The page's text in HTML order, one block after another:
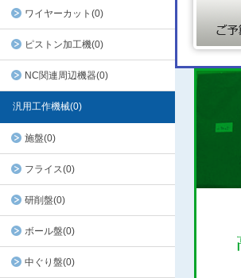
ワイヤーカット(0)
ピストン加工機(0)
NC関連周辺機器(0)
汎用工作機械(0)
施盤(0)
フライス(0)
研削盤(0)
ボール盤(0)
中ぐり盤(0)